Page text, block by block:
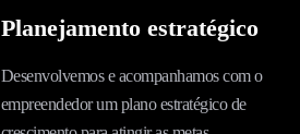
Planejamento estratégico
Desenvolvemos e acompanhamos com o
empreendedor um plano estratégico de